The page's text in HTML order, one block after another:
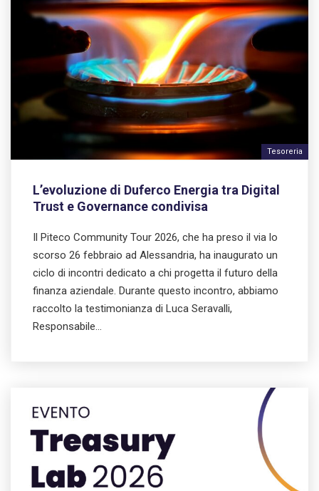
Tesoreria
L’evoluzione di Duferco Energia tra Digital
Trust e Governance condivisa
Il Piteco Community Tour 2026, che ha preso il via lo
scorso 26 febbraio ad Alessandria, ha inaugurato un
ciclo di incontri dedicato a chi progetta il futuro della
finanza aziendale. Durante questo incontro, abbiamo
raccolto la testimonianza di Luca Seravalli,
Responsabile…